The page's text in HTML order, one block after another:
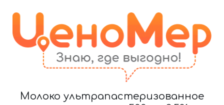
Молоко ультрапастеризованное